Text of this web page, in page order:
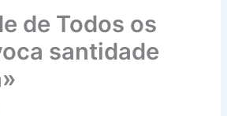
de Todos os
santidade